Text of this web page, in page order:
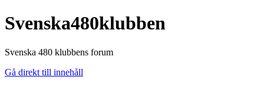
Svenska480klubben
Svenska 480 klubbens forum
Gå direkt till innehåll